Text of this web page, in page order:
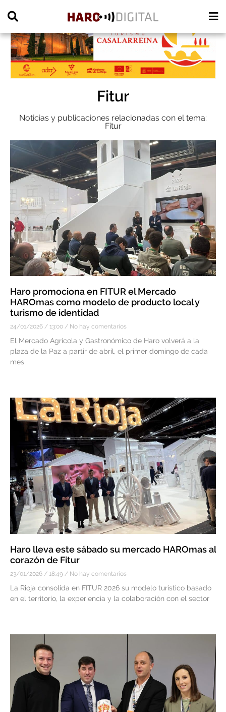
Fitur
Noticias y publicaciones relacionadas con el tema:
Fitur
Haro promociona en FITUR el Mercado
HAROmas como modelo de producto local y
turismo de identidad
24/01/2026 13:00 No hay comentarios
El Mercado Agrícola y Gastronómico de Haro volverá a la
plaza de la Paz a partir de abril, el primer domingo de cada
mes
Haro lleva este sábado su mercado HAROmas al
corazón de Fitur
23/01/2026 18:49 No hay comentarios
La Rioja consolida en FITUR 2026 su modelo turístico basado
en el territorio, la experiencia y la colaboración con el sector